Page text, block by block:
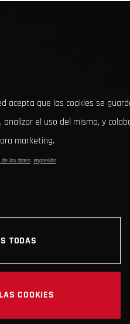
acepta que las cookies se
el uso del mismo, y
marketing.
de los datos Impresión
TODAS
COOKIES